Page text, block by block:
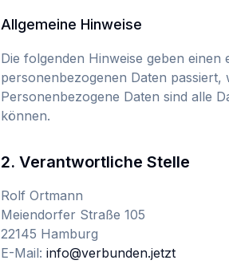
Allgemeine Hinweise
Die folgenden Hinweise geben
personenbezogenen Daten passiert,
Personenbezogene Daten sind alle
können.
2. Verantwortliche Stelle
Rolf Ortmann
Meiendorfer Straße 105
22145 Hamburg
E-Mail: info@verbunden.jetzt